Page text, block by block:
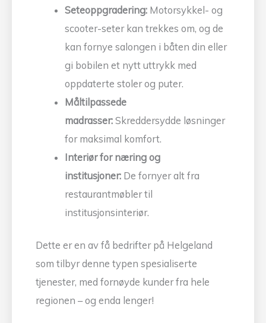
Seteoppgradering: Motorsykkel- og
scooter-seter kan trekkes om, og de
kan fornye salongen i båten din eller
gi bobilen et nytt uttrykk med
oppdaterte stoler og puter.
Måltilpassede
madrasser: Skreddersydde løsninger
for maksimal komfort.
Interiør for næring og
institusjoner: De fornyer alt fra
restaurantmøbler til
institusjonsinteriør.
Dette er en av få bedrifter på Helgeland
som tilbyr denne typen spesialiserte
tjenester, med fornøyde kunder fra hele
regionen – og enda lenger!